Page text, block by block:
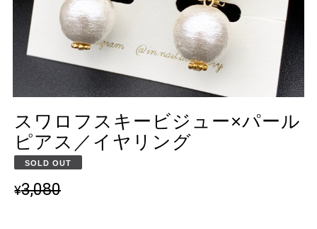
スワロフスキービジュー×パール
ピアス／イヤリング
SOLD OUT
¥3,080